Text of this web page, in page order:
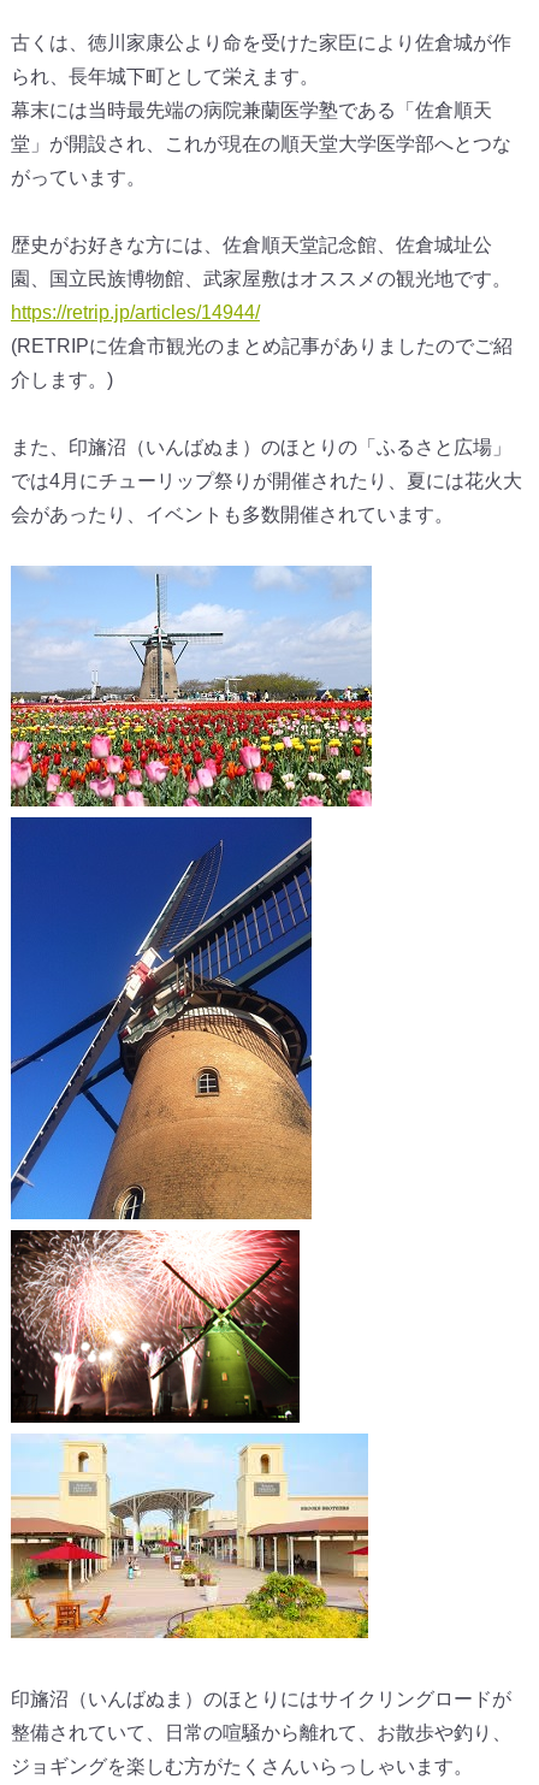
古くは、徳川家康公より命を受けた家臣により佐倉城が作
られ、長年城下町として栄えます。
幕末には当時最先端の病院兼蘭医学塾である「佐倉順天
堂」が開設され、これが現在の順天堂大学医学部へとつな
がっています。
歴史がお好きな方には、佐倉順天堂記念館、佐倉城址公
園、国立民族博物館、武家屋敷はオススメの観光地です。
https://retrip.jp/articles/14944/
(RETRIPに佐倉市観光のまとめ記事がありましたのでご紹
介します。)
また、印旛沼（いんばぬま）のほとりの「ふるさと広場」
では4月にチューリップ祭りが開催されたり、夏には花火大
会があったり、イベントも多数開催されています。
印旛沼（いんばぬま）のほとりにはサイクリングロードが
整備されていて、日常の喧騒から離れて、お散歩や釣り、
ジョギングを楽しむ方がたくさんいらっしゃいます。